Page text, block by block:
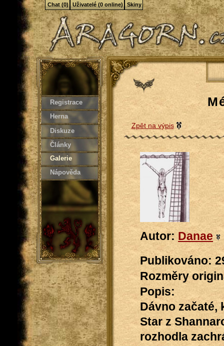
Registrace
Herna
Diskuze
Články
Galerie
Nápověda
Zpět na výpis
Autor: Danae
Publikováno:
Rozměry
Popis:
Dávno začaté,
Star z
rozhodla
Chat (0) Uživatelé (0 online) Skiny